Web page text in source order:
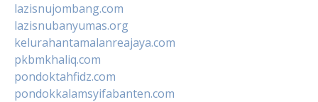
lazisnujombang.com
lazisnubanyumas.org
kelurahantamalanreajaya.com
pkbmkhaliq.com
pondoktahfidz.com
pondokkalamsyifabanten.com